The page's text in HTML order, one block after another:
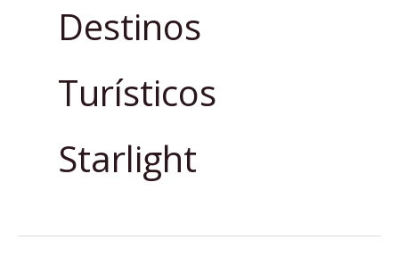
Destinos
Turísticos
Starlight